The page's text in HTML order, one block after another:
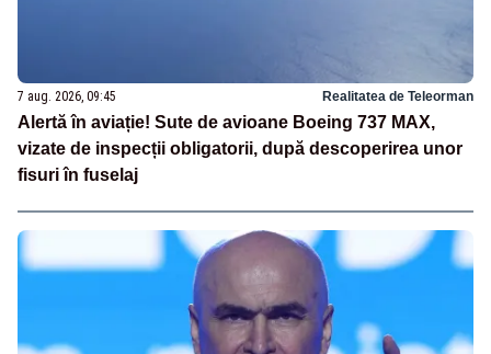
7 aug. 2026, 09:45 Realitatea de Teleorman
Alertă în aviație! Sute de avioane Boeing 737 MAX,
vizate de inspecții obligatorii, după descoperirea unor
fisuri în fuselaj